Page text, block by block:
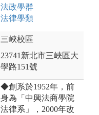
法政學群
法律學類
三峽校區
23741新北市三峽區大
學路151號
◆創系於1952年，前
身為「中興法商學院
法律系」，2000年改